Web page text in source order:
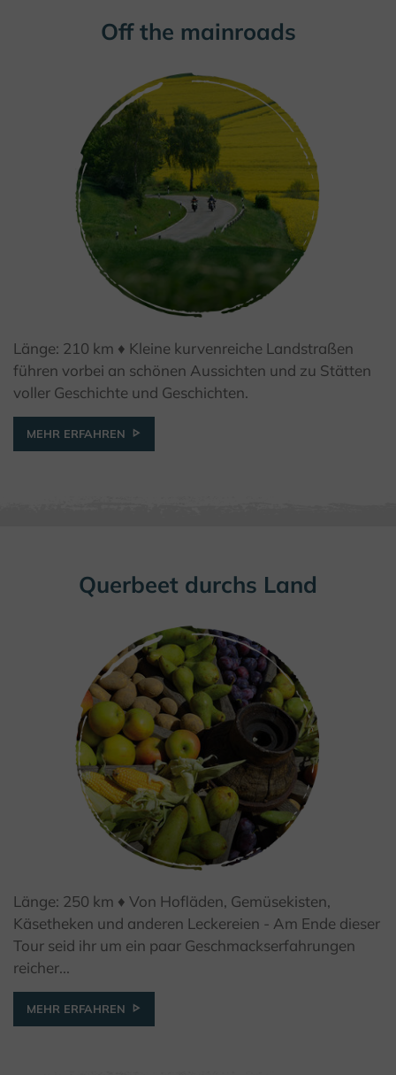
Off the mainroads
© K. Krajewski, Kulturland Kreis Höxter
Länge: 210 km ♦ Kleine kurvenreiche Landstraßen
führen vorbei an schönen Aussichten und zu Stätten
voller Geschichte und Geschichten.
MEHR ERFAHREN
Querbeet durchs Land
© Kulturland Kreis Höxter, K. Krajewski
Länge: 250 km ♦ Von Hofläden, Gemüsekisten,
Käsetheken und anderen Leckereien - Am Ende dieser
Tour seid ihr um ein paar Geschmackserfahrungen
reicher...
MEHR ERFAHREN